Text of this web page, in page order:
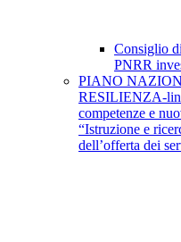
Consiglio
PNRR
PIANO
RESILIENZA-
competenze e
“Istruzione e
dell’offerta dei